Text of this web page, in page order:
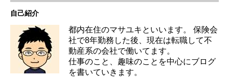
自己紹介
都内在住のマサユキといいます。 保険会
社で8年勤務した後、現在は転職して不
動産系の会社で働いてます。
仕事のこと、趣味のことを中心にブログ
を書いていきます。